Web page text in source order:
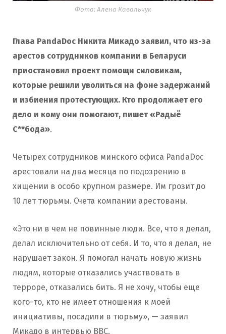
Фота: Алена Кавальчук
Глава PandaDoc Никита Микадо заявил, что из-за
арестов сотрудников компании в Беларуси
приостановил проект помощи силовикам,
которые решили уволиться на фоне задержаний
и избиения протестующих. Кто продолжает его
дело и кому они помогают, пишет «Радыё
С**бода».
Четырех сотрудников минского офиса PandaDoc
арестовали на два месяца по подозрению в
хищении в особо крупном размере. Им грозит до
10 лет тюрьмы. Счета компании арестованы.
«Это ни в чем не повинные люди. Все, что я делал,
делал исключительно от себя. И то, что я делал, не
нарушает закон. Я помогал начать новую жизнь
людям, которые отказались участвовать в
терроре, отказались бить. Я не хочу, чтобы еще
кого-то, кто не имеет отношения к моей
инициативы, посадили в тюрьму», — заявил
Микадо в интервью ВВС.